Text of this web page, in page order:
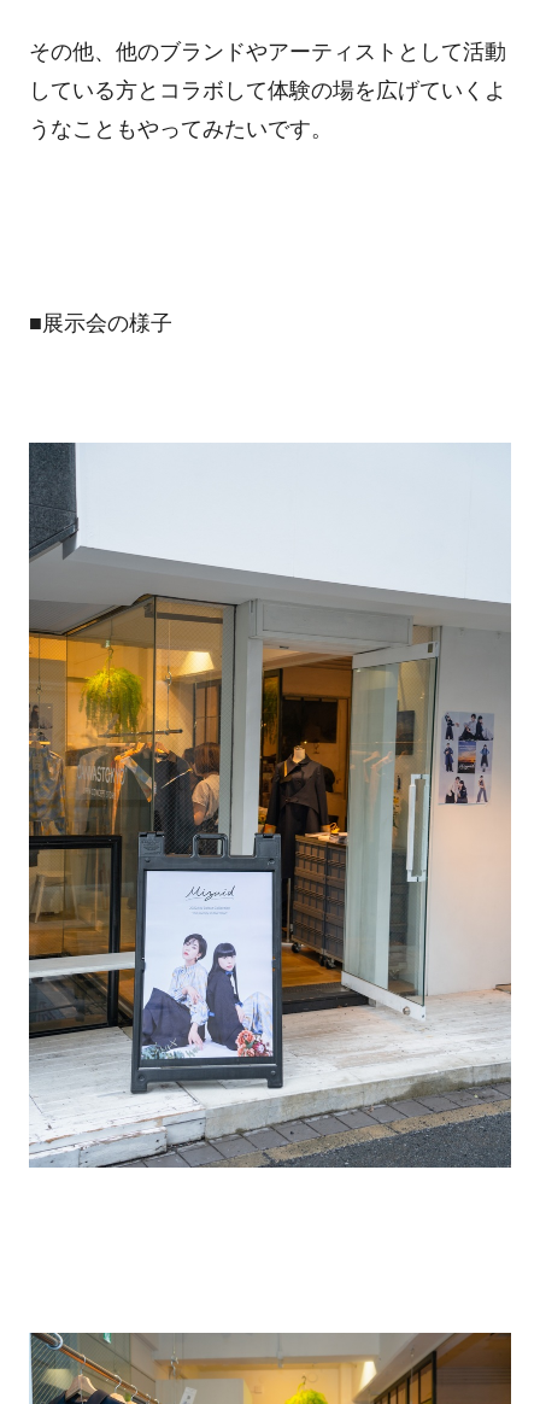
その他、他のブランドやアーティストとして活動
している方とコラボして体験の場を広げていくよ
うなこともやってみたいです。
■展示会の様子